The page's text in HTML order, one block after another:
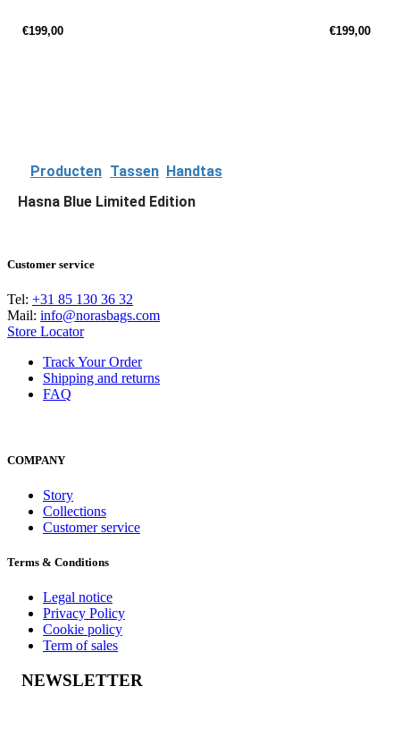
€199,00 €199,00
Producten Tassen Handtas
Hasna Blue Limited Edition
Customer service
Tel: +31 85 130 36 32
Mail: info@norasbags.com
Store Locator
Track Your Order
Shipping and returns
FAQ
COMPANY
Story
Collections
Customer service
Terms & Conditions
Legal notice
Privacy Policy
Cookie policy
Term of sales
NEWSLETTER